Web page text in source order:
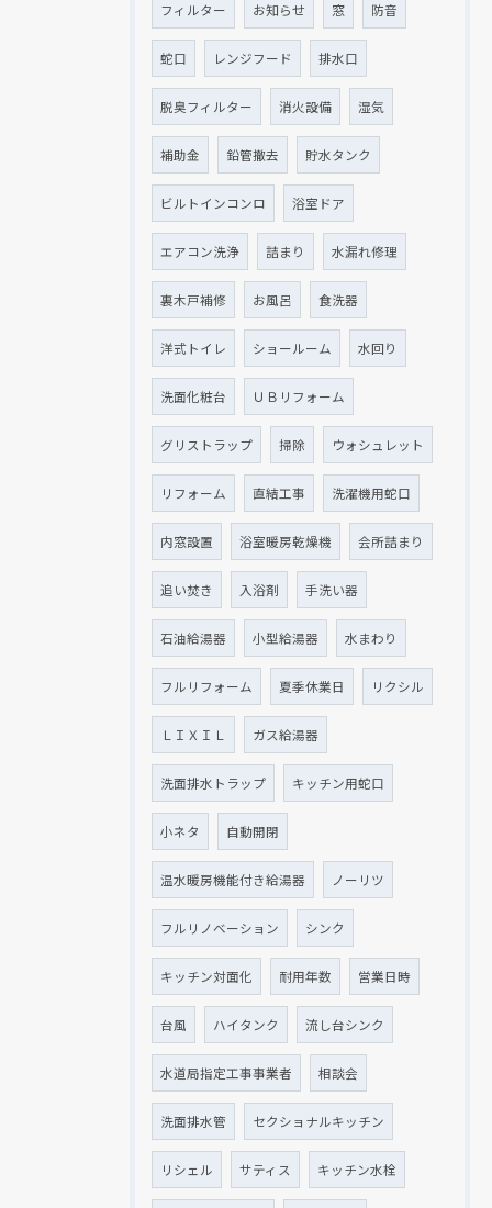
フィルター お知らせ 窓 防音
蛇口 レンジフード 排水口
脱臭フィルター 消火設備 湿気
補助金 鉛管撤去 貯水タンク
ビルトインコンロ 浴室ドア
エアコン洗浄 詰まり 水漏れ修理
裏木戸補修 お風呂 食洗器
洋式トイレ ショールーム 水回り
洗面化粧台 ＵＢリフォーム
グリストラップ 掃除 ウォシュレット
リフォーム 直結工事 洗濯機用蛇口
内窓設置 浴室暖房乾燥機 会所詰まり
追い焚き 入浴剤 手洗い器
石油給湯器 小型給湯器 水まわり
フルリフォーム 夏季休業日 リクシル
ＬＩＸＩＬ ガス給湯器
洗面排水トラップ キッチン用蛇口
小ネタ 自動開閉
温水暖房機能付き給湯器 ノーリツ
フルリノベーション シンク
キッチン対面化 耐用年数 営業日時
台風 ハイタンク 流し台シンク
水道局指定工事事業者 相談会
洗面排水管 セクショナルキッチン
リシェル サティス キッチン水栓
現在、新聞に入っている折込チラシです。
クリックでチラシのページにジャンプします
現在、新聞に入っている折込チラシです。
クリックでチラシのページにジャンプします